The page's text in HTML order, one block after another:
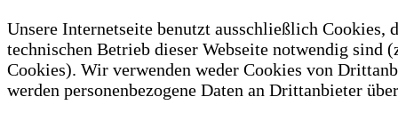
Unsere Internetseite benutzt ausschließlich Cookies,
technischen Betrieb dieser Webseite notwendig sind
Cookies). Wir verwenden weder Cookies von
werden personenbezogene Daten an Drittanbieter